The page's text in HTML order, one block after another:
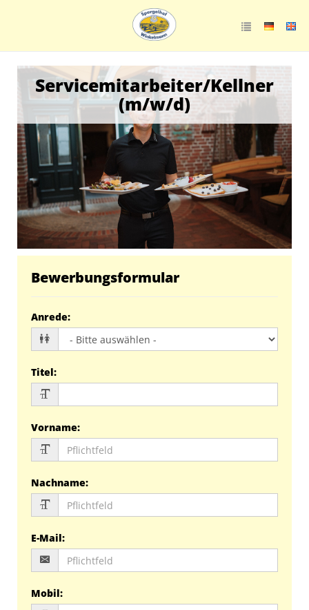
Servicemitarbeiter/Kellner
(m/w/d)
Bewerbungsformular
Anrede:
Titel:
Vorname:
Nachname:
E-Mail:
Mobil: